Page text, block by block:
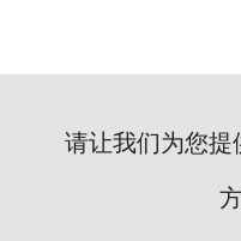
请让我们为您